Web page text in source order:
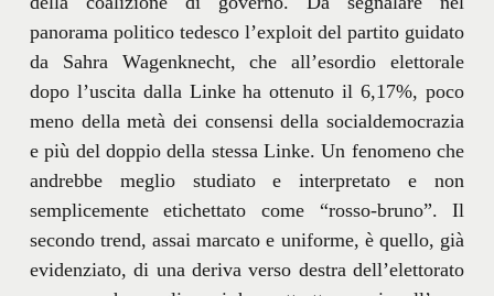
panorama politico tedesco l’exploit del partito guidato
da Sahra Wagenknecht, che all’esordio elettorale
dopo l’uscita dalla Linke ha ottenuto il 6,17%, poco
meno della metà dei consensi della socialdemocrazia
e più del doppio della stessa Linke. Un fenomeno che
andrebbe meglio studiato e interpretato e non
semplicemente etichettato come “rosso-bruno”. Il
secondo trend, assai marcato e uniforme, è quello, già
evidenziato, di una deriva verso destra dell’elettorato